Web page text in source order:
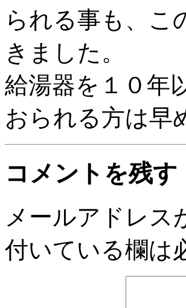
られる事も、こ
きました。
給湯器を１０年
おられる方は早
コメントを残す
メールアドレス
付いている欄は